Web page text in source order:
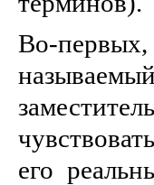
Во-первых,
его